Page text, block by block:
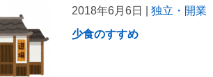
2018年6月6日 | 独立・開業
少食のすすめ